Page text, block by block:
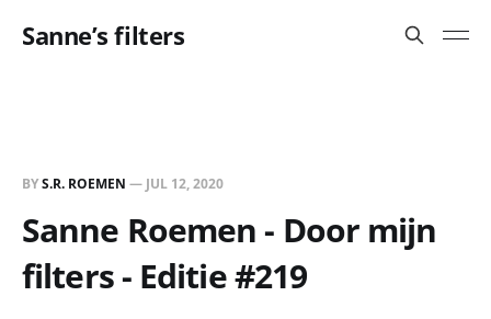
Sanne’s filters
BYS.R. ROEMEN — JUL 12, 2020
Sanne Roemen - Door mijn
filters - Editie #219